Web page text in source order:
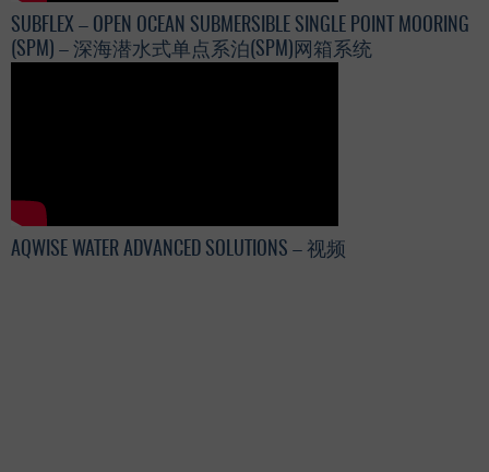
SUBFLEX – OPEN OCEAN SUBMERSIBLE SINGLE POINT MOORING
(SPM) – 深海潜水式单点系泊(SPM)网箱系统
AQWISE WATER ADVANCED SOLUTIONS – 视频